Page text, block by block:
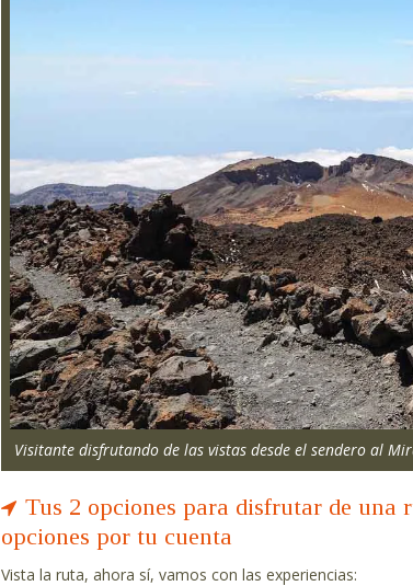
Visitante disfrutando de las vistas desde el sendero al
Tus 2 opciones para disfrutar de
opciones por tu cuenta
Vista la ruta, ahora sí, vamos con las experiencias: